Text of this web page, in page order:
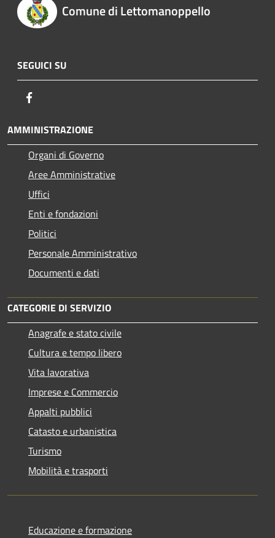
Comune di Lettomanoppello
SEGUICI SU
AMMINISTRAZIONE
Organi di Governo
Aree Amministrative
Uffici
Enti e fondazioni
Politici
Personale Amministrativo
Documenti e dati
CATEGORIE DI SERVIZIO
Anagrafe e stato civile
Cultura e tempo libero
Vita lavorativa
Imprese e Commercio
Appalti pubblici
Catasto e urbanistica
Turismo
Mobilità e trasporti
Educazione e formazione